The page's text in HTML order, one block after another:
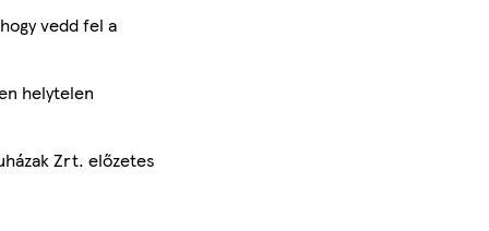
vedd fel a
helytelen
Zrt. előzetes